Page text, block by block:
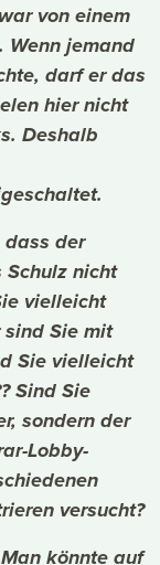
von einem
Wenn jemand
darf er das
hier nicht
Deshalb
dass der
Schulz nicht
vielleicht
Sie mit
Sie vielleicht
Sind Sie
sondern der
Lobby-
versucht?
könnte auf